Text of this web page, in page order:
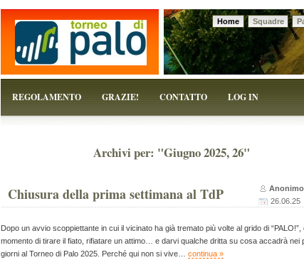
Home Squadre
REGOLAMENTO GRAZIE! CONTATTO LOG IN
Archivi per: "Giugno 2025, 26"
Anonimo
26.06.25
Chiusura della prima settimana al TdP
Dopo un avvio scoppiettante in cui il vicinato ha già tremato più volte al grido di “PALO!”,
momento di tirare il fiato, rifiatare un attimo… e darvi qualche dritta su cosa accadrà nei
giorni al Torneo di Palo 2025. Perché qui non si vive… continua »